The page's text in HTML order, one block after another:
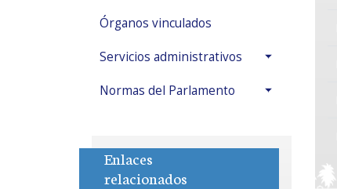
Órganos vinculados
Servicios administrativos
Normas del Parlamento
Enlaces
relacionados